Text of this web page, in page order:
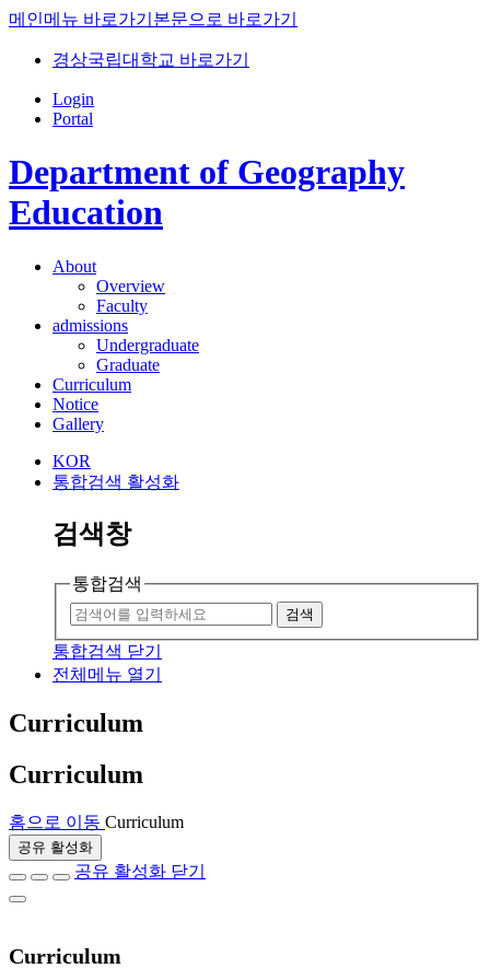
메인메뉴 바로가기 본문으로 바로가기
경상국립대학교 바로가기
Login
Portal
Department of Geography
Education
About
Overview
Faculty
admissions
Undergraduate
Graduate
Curriculum
Notice
Gallery
KOR
통합검색 활성화
검색창
통합검색
검색
통합검색 닫기
전체메뉴 열기
Curriculum
Curriculum
홈으로 이동 Curriculum
공유 활성화
공유 활성화 닫기
Curriculum